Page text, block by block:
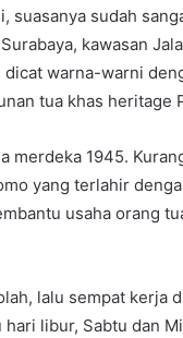
suasanya sudah
kawasan
dicat warna-warni
tua khas heritage
merdeka 1945.
yang terlahir
usaha orang
lalu sempat kerja
hari libur, Sabtu dan